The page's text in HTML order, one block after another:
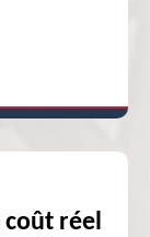
coût réel